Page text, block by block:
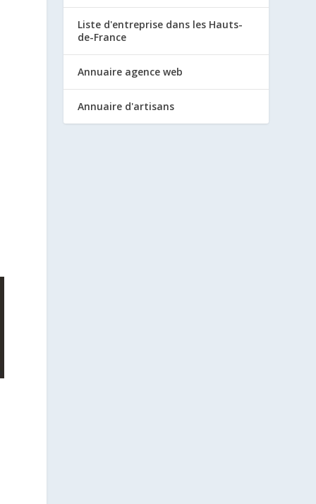
Liste d'entreprise dans les Hauts-
de-France
Annuaire agence web
Annuaire d'artisans